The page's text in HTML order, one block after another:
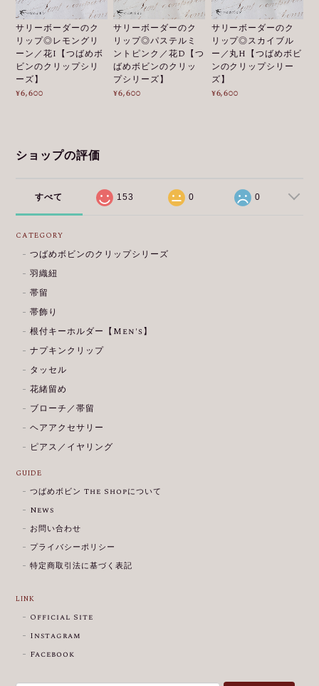
サリーボーダーのク
リップ◎レモングリ
ーン／花I【つばめボ
ビンのクリップシリ
ーズ】
¥6,600
サリーボーダーのク
リップ◎パステルミ
ントピンク／花D【つ
ばめボビンのクリッ
プシリーズ】
¥6,600
サリーボーダーのク
リップ◎スカイブル
ー／丸H【つばめボビ
ンのクリップシリー
ズ】
¥6,600
ショップの評価
すべて 153 0 0
CATEGORY
つばめボビンのクリップシリーズ
羽織紐
帯留
帯飾り
根付キーホルダー【Men's】
ナプキンクリップ
タッセル
花緒留め
ブローチ／帯留
ヘアアクセサリー
ピアス／イヤリング
GUIDE
つばめボビン The Shopについて
News
お問い合わせ
プライバシーポリシー
特定商取引法に基づく表記
LINK
Official Site
Instagram
Facebook